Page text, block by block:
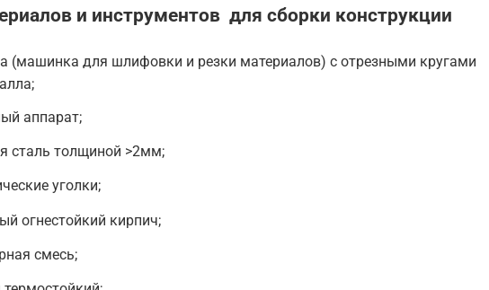
и инструментов для сборки конструкции
(машинка для шлифовки и резки материалов) с отрезными кругами
аппарат;
сталь толщиной >2мм;
уголки;
огнестойкий кирпич;
смесь;